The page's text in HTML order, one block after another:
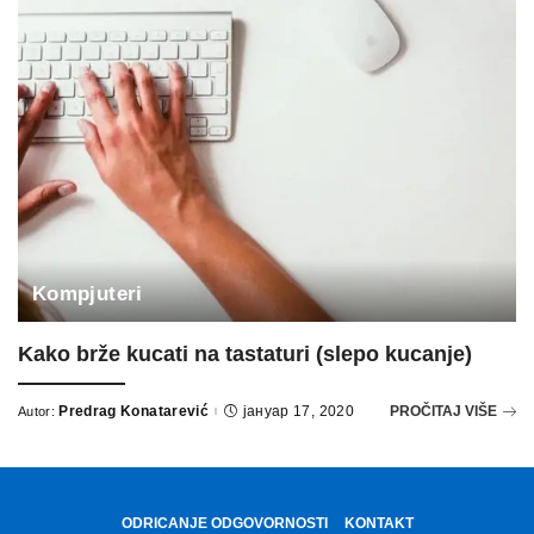
Kompjuteri
Kako brže kucati na tastaturi (slepo kucanje)
Posted
Autor: Predrag Konatarević јануар 17, 2020 PROČITAJ VIŠE
ODRICANJE ODGOVORNOSTI KONTAKT